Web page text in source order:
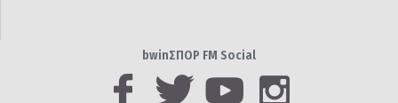
bwinΣΠΟΡ FM Social